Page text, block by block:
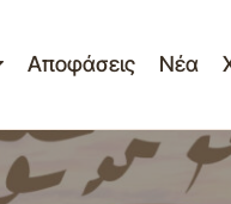
Αποφάσεις Νέα
θεμάτων της 13ης /29-
Δράμας